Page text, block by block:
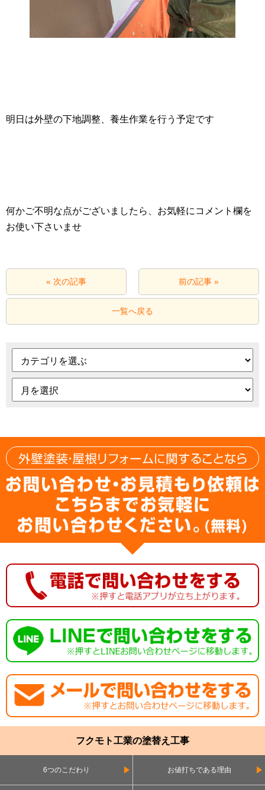
明日は外壁の下地調整、養生作業を行う予定です
何かご不明な点がございましたら、お気軽にコメント欄を
お使い下さいませ
« 次の記事 前の記事 »
一覧へ戻る
フクモト工業の塗替え工事
6つのこだわり お値打ちである理由